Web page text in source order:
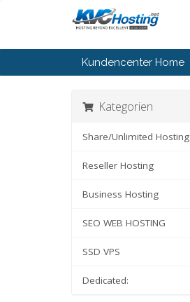
Kundencenter Home
Kategorien
Share/Unlimited Hosting
Reseller Hosting
Business Hosting
SEO WEB HOSTING
SSD VPS
Dedicated: